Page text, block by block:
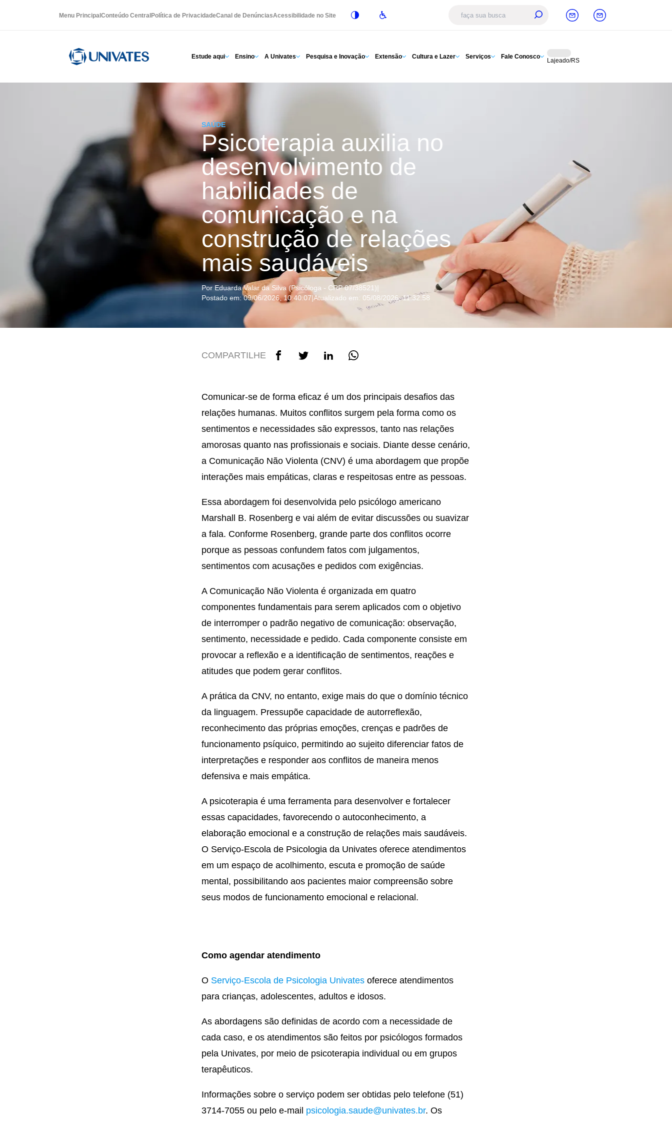
Menu Principal Conteúdo Central Política de PrivacidadeCanal de DenúnciasAcessibilidade no Site
Estude aqui Ensino A Univates Pesquisa e Inovação Extensão Cultura e Lazer Serviços Fale Conosco
Lajeado/RS
SAÚDE
Psicoterapia auxilia no
desenvolvimento de
habilidades de
comunicação e na
construção de relações
mais saudáveis
Por Eduarda Valar da Silva (Psicóloga - CRP 07/38521)|
Postado em: 09/06/2026, 10:40:07|Atualizado em: 05/08/2026, 11:32:58
COMPARTILHE
Comunicar-se de forma eficaz é um dos principais desafios das
relações humanas. Muitos conflitos surgem pela forma como os
sentimentos e necessidades são expressos, tanto nas relações
amorosas quanto nas profissionais e sociais. Diante desse cenário,
a Comunicação Não Violenta (CNV) é uma abordagem que propõe
interações mais empáticas, claras e respeitosas entre as pessoas.
Essa abordagem foi desenvolvida pelo psicólogo americano
Marshall B. Rosenberg e vai além de evitar discussões ou suavizar
a fala. Conforme Rosenberg, grande parte dos conflitos ocorre
porque as pessoas confundem fatos com julgamentos,
sentimentos com acusações e pedidos com exigências.
A Comunicação Não Violenta é organizada em quatro
componentes fundamentais para serem aplicados com o objetivo
de interromper o padrão negativo de comunicação: observação,
sentimento, necessidade e pedido. Cada componente consiste em
provocar a reflexão e a identificação de sentimentos, reações e
atitudes que podem gerar conflitos.
A prática da CNV, no entanto, exige mais do que o domínio técnico
da linguagem. Pressupõe capacidade de autorreflexão,
reconhecimento das próprias emoções, crenças e padrões de
funcionamento psíquico, permitindo ao sujeito diferenciar fatos de
interpretações e responder aos conflitos de maneira menos
defensiva e mais empática.
A psicoterapia é uma ferramenta para desenvolver e fortalecer
essas capacidades, favorecendo o autoconhecimento, a
elaboração emocional e a construção de relações mais saudáveis.
O Serviço-Escola de Psicologia da Univates oferece atendimentos
em um espaço de acolhimento, escuta e promoção de saúde
mental, possibilitando aos pacientes maior compreensão sobre
seus modos de funcionamento emocional e relacional.
Como agendar atendimento
O Serviço-Escola de Psicologia Univates oferece atendimentos
para crianças, adolescentes, adultos e idosos.
As abordagens são definidas de acordo com a necessidade de
cada caso, e os atendimentos são feitos por psicólogos formados
pela Univates, por meio de psicoterapia individual ou em grupos
terapêuticos.
Informações sobre o serviço podem ser obtidas pelo telefone (51)
3714-7055 ou pelo e-mail psicologia.saude@univates.br. Os